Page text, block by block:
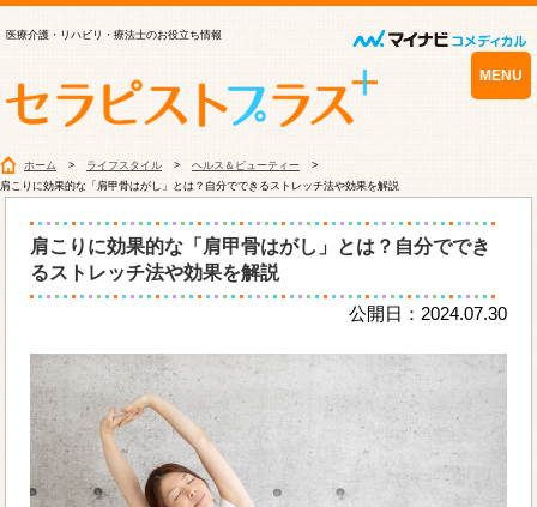
医療介護・リハビリ・療法士のお役立ち情報
MENU
ホーム ライフスタイル
ヘルス＆ビューティー
肩こりに効果的な「肩甲骨はがし」とは？自分でできるストレッチ法や効果を解説
肩こりに効果的な「肩甲骨はがし」とは？自分ででき
るストレッチ法や効果を解説
公開日：2024.07.30